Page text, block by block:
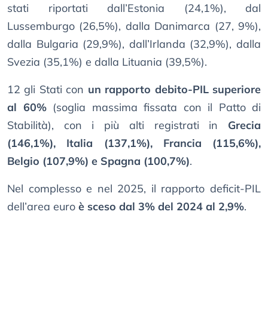
stati riportati dall’Estonia (24,1%), dal
Lussemburgo (26,5%), dalla Danimarca (27, 9%),
dalla Bulgaria (29,9%), dall’Irlanda (32,9%), dalla
Svezia (35,1%) e dalla Lituania (39,5%).
12 gli Stati con un rapporto debito-PIL superiore
al 60%(soglia massima fissata con il Patto di
Stabilità), con i più alti registrati in Grecia
(146,1%), Italia (137,1%), Francia (115,6%),
Belgio (107,9%) e Spagna (100,7%).
Nel complesso e nel 2025, il rapporto deficit-PIL
dell’area euro è sceso dal 3% del 2024 al 2,9%.